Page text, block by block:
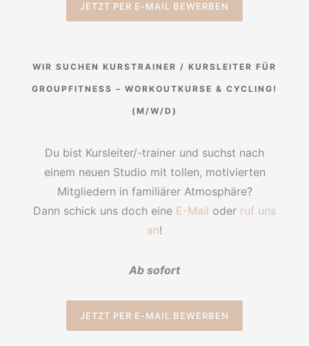
JETZT PER E-MAIL BEWERBEN
WIR SUCHEN KURSTRAINER / KURSLEITER FÜR
GROUPFITNESS – WORKOUTKURSE & CYCLING!
(M/W/D)
Du bist Kursleiter/-trainer und suchst nach
einem neuen Studio mit tollen, motivierten
Mitgliedern in familiärer Atmosphäre?
Dann schick uns doch eine E-Mail oder ruf uns
an!
Ab sofort
JETZT PER E-MAIL BEWERBEN